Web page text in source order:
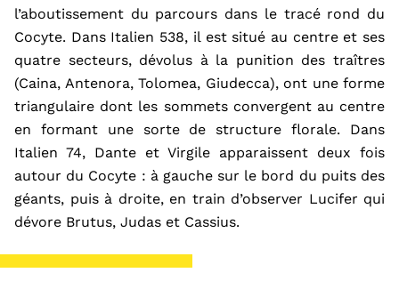
l’aboutissement du parcours dans le tracé rond du
Cocyte. Dans Italien 538, il est situé au centre et ses
quatre secteurs, dévolus à la punition destraîtres
(Caina, Antenora, Tolomea, Giudecca), ont une forme
triangulaire dont les sommets convergent au centre
en formant une sorte de structure florale. Dans
Italien 74, Dante et Virgile apparaissent deux fois
autour du Cocyte : à gauche sur le bord du puits des
géants, puis à droite, en train d’observer Lucifer qui
dévore Brutus, Judas et Cassius.